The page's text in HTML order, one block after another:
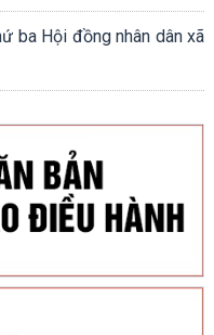
ba Hội đồng nhân dân xã